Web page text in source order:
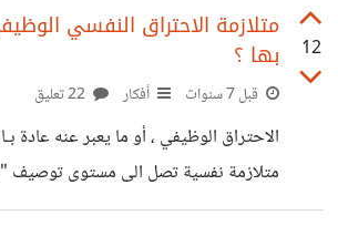
كاملة كانت مليئة بالتفاصيل الدقيقة
والليالي التي ذهبت للنوم فيها وانت شاعر
اخرى لم تستطع النوم من فرط الأمل -
الأول من 2019 معك ؟ .. هل كان تقليدياً - ستة أشهر
12
متلازمة الاحتراق النفسي
بها ؟
قبل 7 سنوات أفكار
متلازمة نفسية تصل الى مستوى توصيف
المريض بها بمجموعة تغيرات كبـرى في